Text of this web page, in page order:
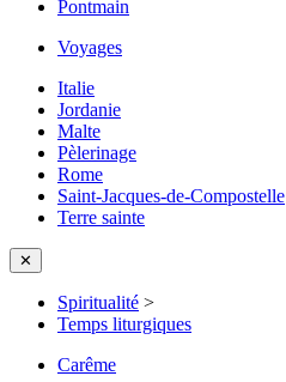
Pontmain
Voyages
Italie
Jordanie
Malte
Pèlerinage
Rome
Saint-Jacques-de-Compostelle
Terre sainte
✕
Spiritualité >
Temps liturgiques
Carême